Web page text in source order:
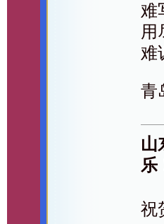
难
用
难
青
山
乐
祝